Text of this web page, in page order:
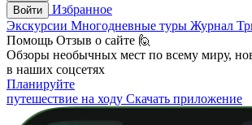
Войти
Избранное
Экскурсии Многодневные туры Журнал
Помощь Отзыв о сайте 🙋
Обзоры необычных мест по всему миру,
в наших соцсетях
Планируйте
путешествие на ходу Скачать приложение